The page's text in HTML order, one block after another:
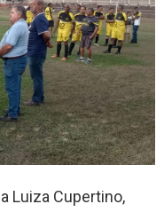
Luiza Cupertino,